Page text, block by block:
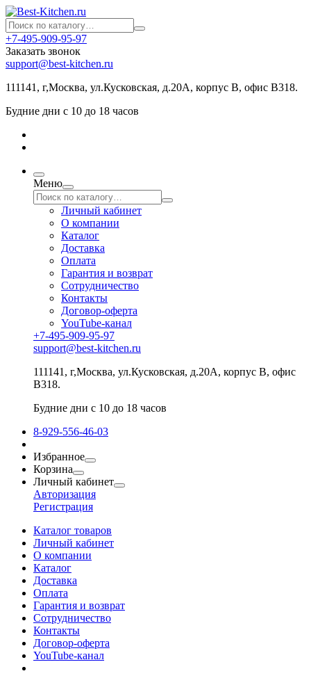
+7-495-909-95-97
Заказать звонок
support@best-kitchen.ru
111141, г,Москва, ул.Кусковская, д.20А, корпус В, офис В318.
Будние дни с 10 до 18 часов
Меню
Личный кабинет
О компании
Каталог
Доставка
Оплата
Гарантия и возврат
Сотрудничество
Контакты
Договор-оферта
YouTube-канал
+7-495-909-95-97
support@best-kitchen.ru
111141, г,Москва, ул.Кусковская, д.20А, корпус В, офис
В318.
Будние дни с 10 до 18 часов
8-929-556-46-03
Избранное
Корзина
Личный кабинет
Авторизация
Регистрация
Каталог товаров
Личный кабинет
О компании
Каталог
Доставка
Оплата
Гарантия и возврат
Сотрудничество
Контакты
Договор-оферта
YouTube-канал